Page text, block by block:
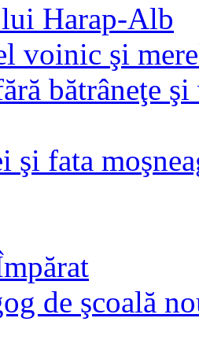
lui Harap-Alb
voinic şi
bătrâneţe
şi fata
de şcoală